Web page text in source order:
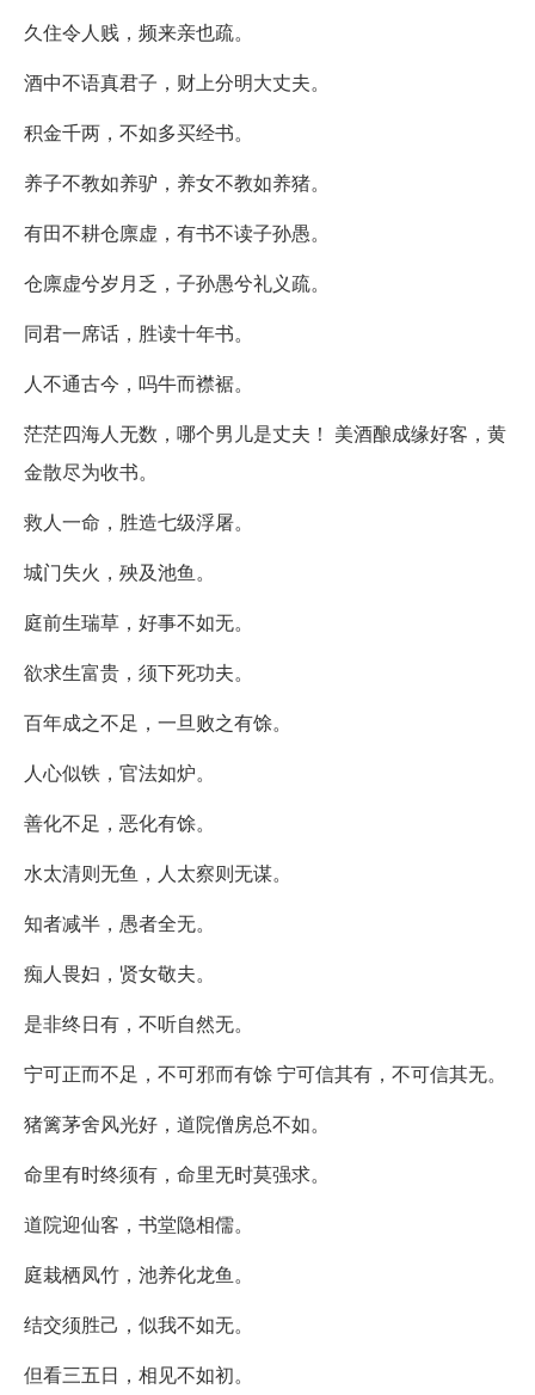
久住令人贱，频来亲也疏。
酒中不语真君子，财上分明大丈夫。
积金千两，不如多买经书。
养子不教如养驴，养女不教如养猪。
有田不耕仓廪虚，有书不读子孙愚。
仓廪虚兮岁月乏，子孙愚兮礼义疏。
同君一席话，胜读十年书。
人不通古今，吗牛而襟裾。
茫茫四海人无数，哪个男儿是丈夫！ 美酒酿成缘好客，黄
金散尽为收书。
救人一命，胜造七级浮屠。
城门失火，殃及池鱼。
庭前生瑞草，好事不如无。
欲求生富贵，须下死功夫。
百年成之不足，一旦败之有馀。
人心似铁，官法如炉。
善化不足，恶化有馀。
水太清则无鱼，人太察则无谋。
知者减半，愚者全无。
痴人畏妇，贤女敬夫。
是非终日有，不听自然无。
宁可正而不足，不可邪而有馀 宁可信其有，不可信其无。
猪篱茅舍风光好，道院僧房总不如。
命里有时终须有，命里无时莫强求。
道院迎仙客，书堂隐相儒。
庭栽栖凤竹，池养化龙鱼。
结交须胜己，似我不如无。
但看三五日，相见不如初。